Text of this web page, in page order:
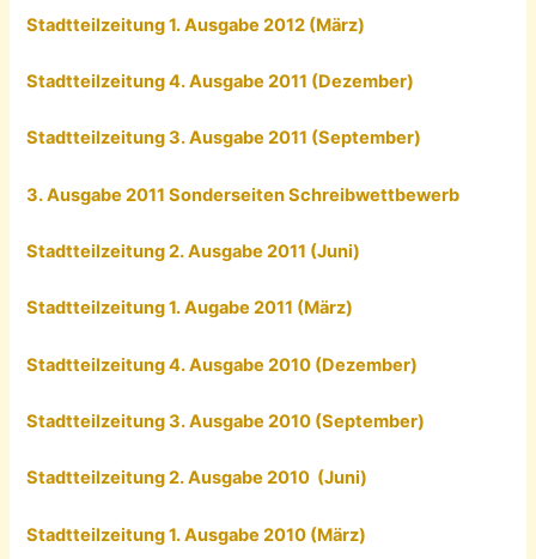
Stadtteilzeitung 1. Ausgabe 2012 (März)
Stadtteilzeitung 4. Ausgabe 2011 (Dezember)
Stadtteilzeitung 3. Ausgabe 2011 (September)
3. Ausgabe 2011 Sonderseiten Schreibwettbewerb
Stadtteilzeitung 2. Ausgabe 2011 (Juni)
Stadtteilzeitung 1. Augabe 2011 (März)
Stadtteilzeitung 4. Ausgabe 2010 (Dezember)
Stadtteilzeitung 3. Ausgabe 2010 (September)
Stadtteilzeitung 2. Ausgabe 2010 (Juni)
Stadtteilzeitung 1. Ausgabe 2010 (März)